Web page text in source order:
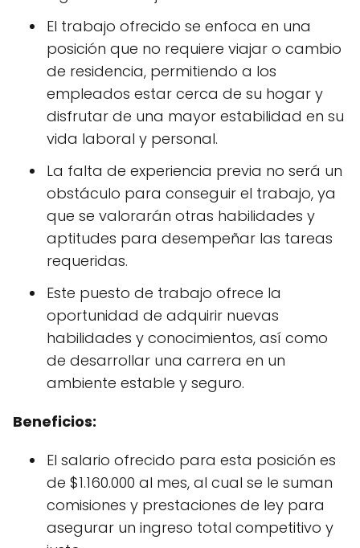
El trabajo ofrecido se enfoca en una
posición que no requiere viajar o cambio
de residencia, permitiendo a los
empleados estar cerca de su hogar y
disfrutar de una mayor estabilidad en su
vida laboral y personal.
La falta de experiencia previa no será un
obstáculo para conseguir el trabajo, ya
que se valorarán otras habilidades y
aptitudes para desempeñar las tareas
requeridas.
Este puesto de trabajo ofrece la
oportunidad de adquirir nuevas
habilidades y conocimientos, así como
de desarrollar una carrera en un
ambiente estable y seguro.
Beneficios:
El salario ofrecido para esta posición es
de $1.160.000 al mes, al cual se le suman
comisiones y prestaciones de ley para
asegurar un ingreso total competitivo y